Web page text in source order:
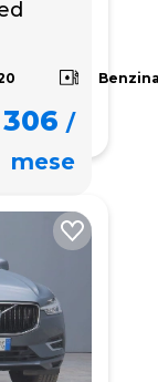
306 /
mese